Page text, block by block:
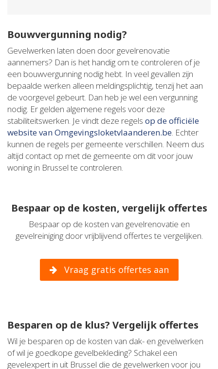
Bouwvergunning nodig?
Gevelwerken laten doen door gevelrenovatie
aannemers? Dan is het handig om te controleren of je
een bouwvergunning nodig hebt. In veel gevallen zijn
bepaalde werken alleen meldingsplichtig, tenzij het aan
de voorgevel gebeurt. Dan heb je wel een vergunning
nodig. Er gelden algemene regels voor deze
stabiliteitswerken. Je vindt deze regels op de officiële
website van Omgevingsloketvlaanderen.be. Echter
kunnen de regels per gemeente verschillen. Neem dus
altijd contact op met de gemeente om dit voor jouw
woning in Brussel te controleren.
Bespaar op de kosten, vergelijk offertes
Bespaar op de kosten van gevelrenovatie en
gevelreiniging door vrijblijvend offertes te vergelijken.
Vraag gratis offertes aan
Besparen op de klus? Vergelijk offertes
Wil je besparen op de kosten van dak- en gevelwerken
of wil je goedkope gevelbekleding? Schakel een
gevelexpert in uit Brussel die de gevelwerken voor jou